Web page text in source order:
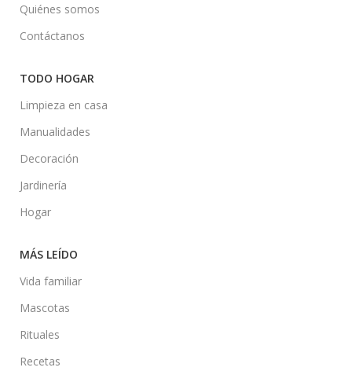
Quiénes somos
Contáctanos
TODO HOGAR
Limpieza en casa
Manualidades
Decoración
Jardinería
Hogar
MÁS LEÍDO
Vida familiar
Mascotas
Rituales
Recetas